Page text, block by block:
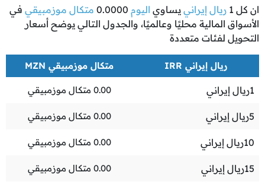
ان كل 1 ريال إيراني يساوي اليوم 0.0000 متكال موزمبيقي في
الأسواق المالية محليًا وعالميًا، والجدول التالي يوضح أسعار
التحويل لفئات متعددة
ريال إيراني IRR متكال موزمبيقي MZN
1ريال إيراني 0.00 متكال موزمبيقي
5ريال إيراني 0.00 متكال موزمبيقي
10ريال إيراني 0.00 متكال موزمبيقي
15ريال إيراني 0.00 متكال موزمبيقي